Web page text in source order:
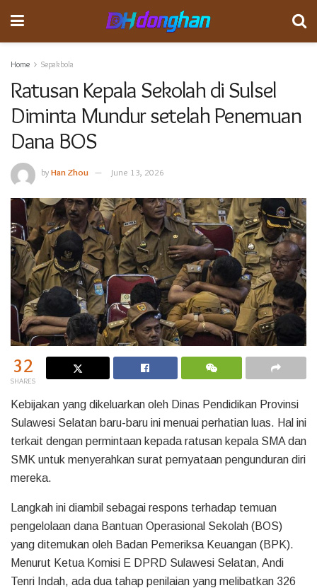
Home Sepakbola
Ratusan Kepala Sekolah di Sulsel
Diminta Mundur setelah Penemuan
Dana BOS
byHan Zhou June 13, 2026
32
SHARES
Kebijakan yang dikeluarkan oleh Dinas Pendidikan Provinsi
Sulawesi Selatan baru-baru ini menuai perhatian luas. Hal ini
terkait dengan permintaan kepada ratusan kepala SMA dan
SMK untuk menyerahkan surat pernyataan pengunduran diri
mereka.
Langkah ini diambil sebagai respons terhadap temuan
pengelolaan dana Bantuan Operasional Sekolah (BOS)
yang ditemukan oleh Badan Pemeriksa Keuangan (BPK).
Menurut Ketua Komisi E DPRD Sulawesi Selatan, Andi
Tenri Indah, ada dua tahap penilaian yang melibatkan 326